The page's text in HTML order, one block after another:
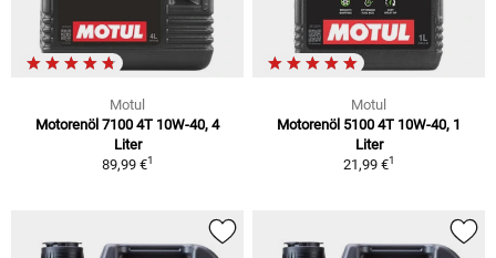
Motul
Motorenöl 7100 4T 10W-40, 4
Liter
89,99 €1
Motul
Motorenöl 5100 4T 10W-40, 1
Liter
21,99 €1